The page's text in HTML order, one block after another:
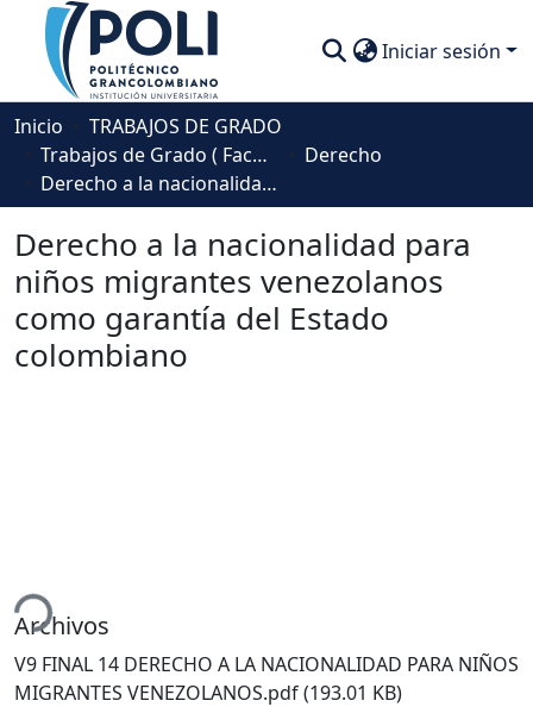
Iniciar sesión
Comunidades
Descubre
Inicio
TRABAJOS DE GRADO
Trabajos de Grado ( Facultad de Sociedad, Cultura y Creatividad)
Derecho
Derecho a la nacionalidad para niños migrantes venezolanos como garantía del Estado colombiano
Derecho a la nacionalidad para
niños migrantes venezolanos
como garantía del Estado
colombiano
Archivos
V9 FINAL 14 DERECHO A LA NACIONALIDAD PARA NIÑOS
MIGRANTES VENEZOLANOS.pdf(193.01 KB)